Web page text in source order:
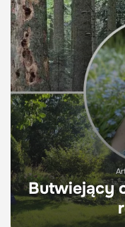
Butwiejący